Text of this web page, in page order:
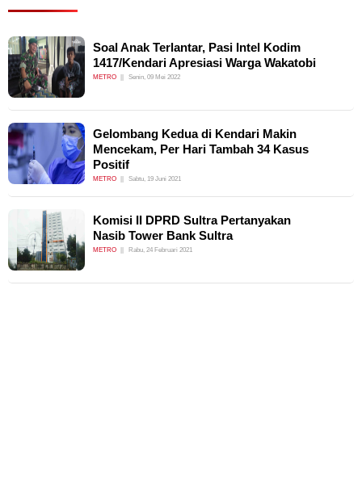
Soal Anak Terlantar, Pasi Intel Kodim
1417/Kendari Apresiasi Warga Wakatobi
METRO Senin, 09 Mei 2022
Gelombang Kedua di Kendari Makin
Mencekam, Per Hari Tambah 34 Kasus
Positif
METRO Sabtu, 19 Juni 2021
Komisi II DPRD Sultra Pertanyakan
Nasib Tower Bank Sultra
METRO Rabu, 24 Februari 2021